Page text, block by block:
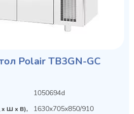
Polair TB3GN-GС
1050694d
х Ш х В),
1630x705x850/910